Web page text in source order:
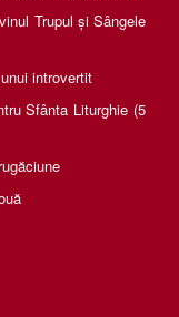
Trupul și Sângele
introvertit
Sfânta Liturghie (5